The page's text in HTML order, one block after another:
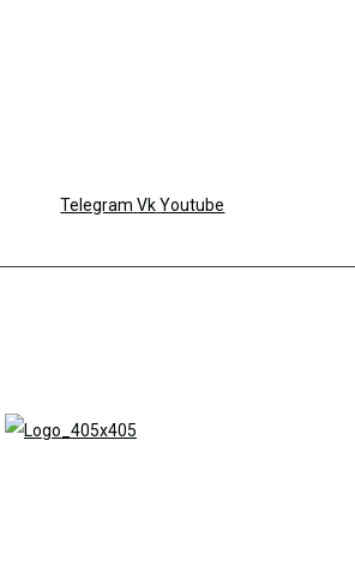
Telegram Vk Youtube